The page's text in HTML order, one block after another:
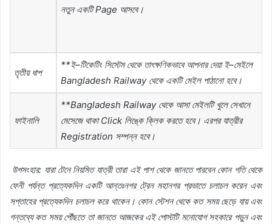
নতুন একটিPage আসবে।
তৃতীয় ধাপ
**ই–টিকেটিং সিস্টেম থেকে তাৎক্ষণিকভাবে আপনার দেয়া ই–মেইলে
Bangladesh Railway থেকে একটি মেইল পাঠানো হবে।
ফাইনালি
**Bangladesh Railway থেকে আসা মেইলটি খুলে সেখানে
মেসেজে থাকাClick লিঙ্কে ক্লিক করতে হবে। এরপর যাত্রীর
Registration সম্পন্ন হবে।
উপসংহার: যারা টেনে নিয়মিত যাত্রী তারা এই পাশ থেকে জানতে পারবেন কোন গতি থেকে
ফেনী পর্যন্ত প্রত্যেকদিন একটি আন্তঃনগর ট্রেন মহানগর প্রভাতে চলাচল করেন এবং
সপ্তাহের প্রত্যেকদিন চলাচল করে থাকেন। কোন স্টেশন থেকে কত সময় ছেড়ে যায় এবং
গন্তব্যে কত সময় পৌঁছতে তা জানতে আজকের এই পোস্টটি মনোযোগ সহকারে পড়ুন এবং